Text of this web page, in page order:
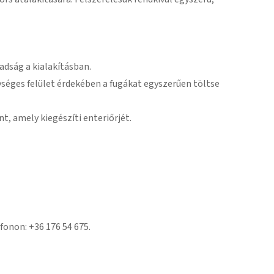
a kialakításban.
felület érdekében a fugákat egyszerűen töltse
amely kiegészíti enteriőrjét.
+36 176 54 675.